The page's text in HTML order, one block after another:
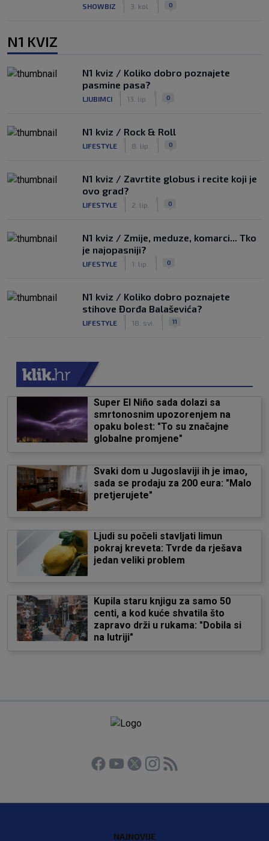
SHOWBIZ 3. kol. 0
N1 KVIZ
N1 kviz / Koliko dobro poznajete
pasmine pasa?
LJUBIMCI 13. lip. 0
N1 kviz / Rock & Roll
LIFESTYLE 8. lip. 0
N1 kviz / Zavrtite globus i recite koji je
ovo grad?
LIFESTYLE 2. lip. 0
N1 kviz / Zmije, meduze, komarci... Tko
je najopasniji?
LIFESTYLE 1. lip. 0
N1 kviz / Koliko dobro poznajete
stihove Đorđa Balaševića?
LIFESTYLE 18. svi. 11
Super El Niño sada dolazi sa
smrtonosnim upozorenjem na
opaku bolest: "To su značajne
globalne promjene"
Svaki dom u Jugoslaviji ih je imao,
sada se prodaju za 200 eura: "Malo
pretjerujete"
Ljudi su počeli stavljati limun
pokraj kreveta: Tvrde da rješava
jedan veliki problem
Kupila staru knjigu za samo 50
centi, a kod kuće shvatila što
zapravo drži u rukama: "Dobila si
na lutriji"
NAJNOVIJE